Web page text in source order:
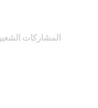
المشاركات